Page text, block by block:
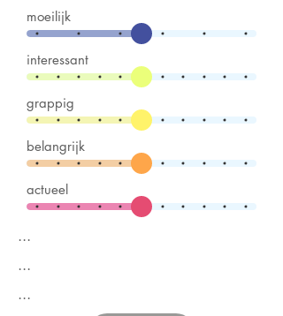
moeilijk
interessant
grappig
belangrijk
actueel
...
...
...